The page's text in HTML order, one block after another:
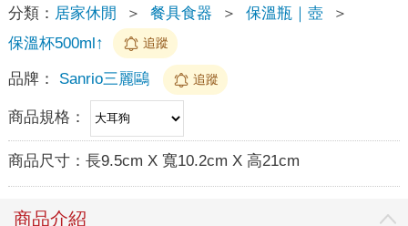
分類： 居家休閒 ＞ 餐具食器 ＞ 保溫瓶｜壺
＞
保溫杯500ml↑
追蹤
品牌： Sanrio三麗鷗 追蹤
商品規格：
商品尺寸： 長9.5cm X 寬10.2cm X 高21cm
商品介紹